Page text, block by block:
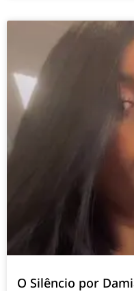
O Silêncio por